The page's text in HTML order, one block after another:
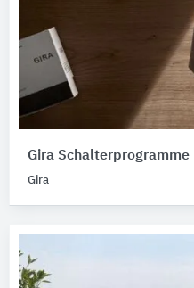
Gira Schalterprogramme
Gira